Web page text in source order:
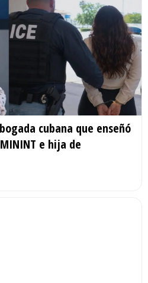
cubana que enseñó
e hija de